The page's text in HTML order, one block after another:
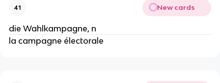
41 New cards
die Wahlkampagne, n
la campagne électorale